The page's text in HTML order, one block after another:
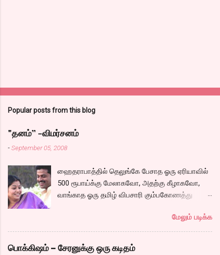
Popular posts from this blog
"தனம்” -விமர்சனம்
-September 05, 2008
ஹைதராபாத்தில் தெலுங்கே பேசாத ஓரு ஏரியாவில்
500 ரூபாய்க்கு மேலாகவோ, அதற்கு கீழாகவோ,
வாங்காத ஓரு தமிழ் விபசாரி கும்பகோணத்து
வாழ்கைபடுகிறாள். அவளுடய வாழ்கை எப்படி
அமைந்தது? என்ற ஓரு நல்ல லைனை , சங்கீதா
தன்னுடய இடுப்பை சுழற்றி, சுழற்றி நடப்பதை போல்
மேலும் படிக்க
பொக்கிஷம் – சேரனுக்கு ஒரு கடிதம்